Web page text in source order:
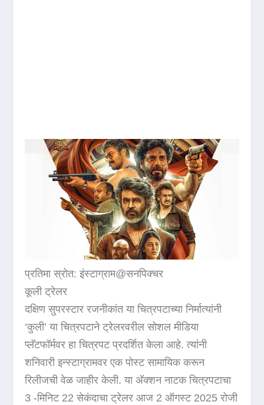
प्रतिमा स्रोत: इंस्टाग्राम@सनपिक्चर
कूली ट्रेलर
दक्षिण सुपरस्टार रजनीकांत या चित्रपटाच्या निर्मात्यांनी
‘कुली’ या चित्रपटाने ट्रेलरवरील सोशल मीडिया
प्लॅटफॉर्मवर हा चित्रपट प्रदर्शित केला आहे. त्यांनी
शनिवारी इन्स्टाग्रामवर एक पोस्ट सामायिक करून
रिलीजची वेळ जाहीर केली. या अ‍ॅक्शन नाटक चित्रपटाचा
3 -मिनिट 22 सेकंदाचा ट्रेलर आज 2 ऑगस्ट 2025 रोजी